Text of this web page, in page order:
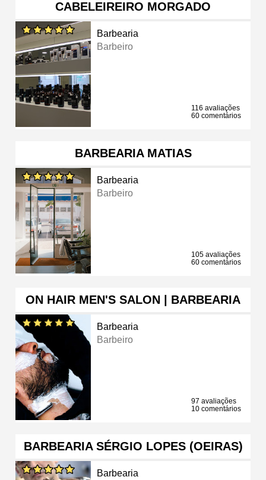
CABELEIREIRO MORGADO
Barbearia
Barbeiro
116 avaliações
60 comentários
BARBEARIA MATIAS
Barbearia
Barbeiro
105 avaliações
60 comentários
ON HAIR MEN'S SALON | BARBEARIA
Barbearia
Barbeiro
97 avaliações
10 comentários
BARBEARIA SÉRGIO LOPES (OEIRAS)
Barbearia